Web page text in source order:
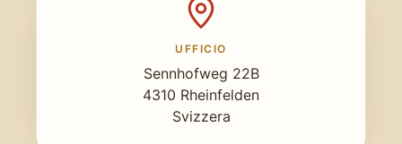
UFFICIO
Sennhofweg 22B
4310 Rheinfelden
Svizzera